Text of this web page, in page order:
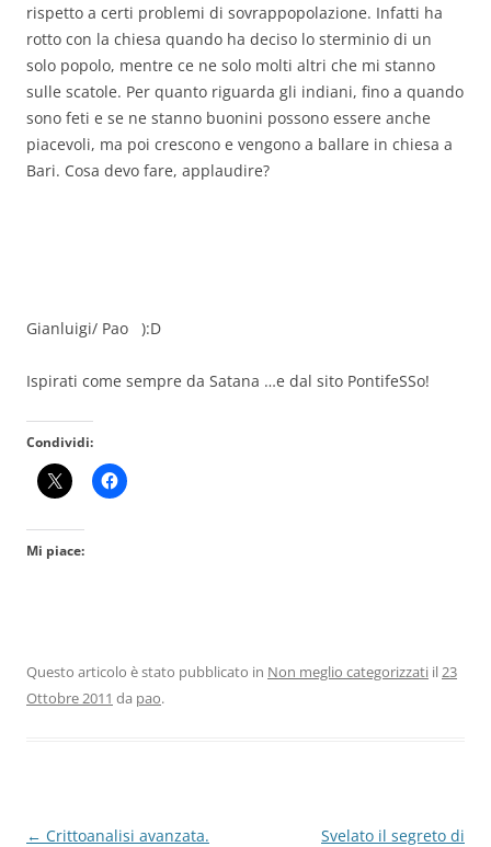
rispetto a certi problemi di sovrappopolazione. Infatti ha
rotto con la chiesa quando ha deciso lo sterminio di un
solo popolo, mentre ce ne solo molti altri che mi stanno
sulle scatole. Per quanto riguarda gli indiani, fino a quando
sono feti e se ne stanno buonini possono essere anche
piacevoli, ma poi crescono e vengono a ballare in chiesa a
Bari. Cosa devo fare, applaudire?
Gianluigi/ Pao ):D
Ispirati come sempre da Satana …e dal sito PontifeSSo!
Condividi:
Mi piace:
Questo articolo è stato pubblicato in Non meglio categorizzati il23
Ottobre 2011 da pao.
Navigazione
← Crittoanalisi avanzata.
Svelato il segreto di